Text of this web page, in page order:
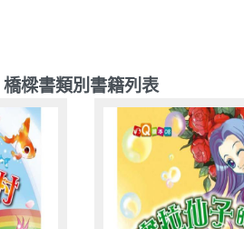
橋樑書類別書籍列表